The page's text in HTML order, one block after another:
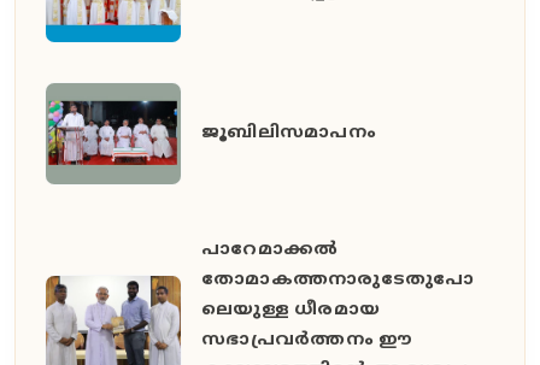
ജൂബിലിസമാപനം
പാറേമാക്കൽ
തോമാകത്തനാരുടേതുപോ
ലെയുള്ള ധീരമായ
സഭാപ്രവർത്തനം ഈ